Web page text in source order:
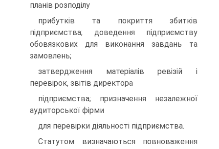
планiв розподiлу
прибуткiв та покриття збиткiв
пiдприємства; доведення пiдприємству
обовязкових для виконання завдань та
замовлень;
затвердження матерiалiв ревiзiй i
перевiрок, звiтiв директора
пiдприємства; призначення незалежної
аудиторської фiрми
для перевiрки дiяльностi пiдприємства.
Статутом визначаються повноваження